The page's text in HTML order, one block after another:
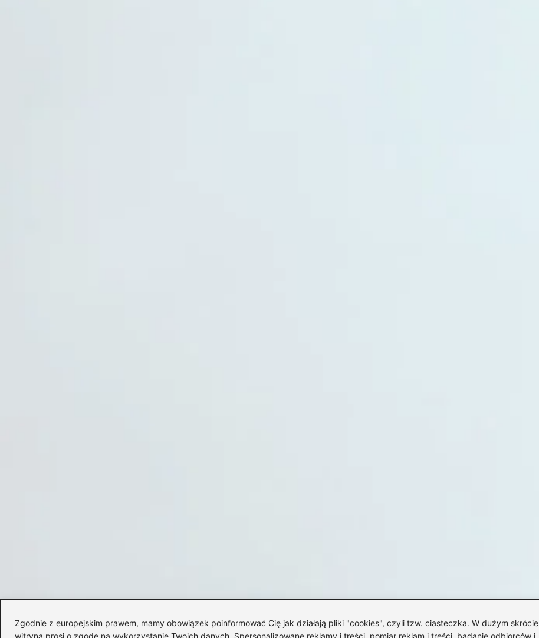
Zgodnie z europejskim prawem, mamy obowiązek poinformować Cię jak działają pliki "cookies", czyli tzw. ciasteczka. W dużym skrócie
witryna prosi o zgodę na wykorzystanie Twoich danych. Spersonalizowane reklamy i treści, pomiar reklam i treści, badanie odbiorców i